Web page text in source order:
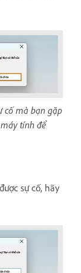
cố mà bạn gặp
tính để
sự cố, hãy